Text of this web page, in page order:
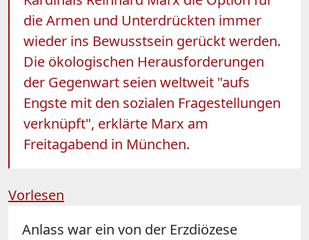
die Armen und Unterdrückten immer
wieder ins Bewusstsein gerückt werden.
Die ökologischen Herausforderungen
der Gegenwart seien weltweit "aufs
Engste mit den sozialen Fragestellungen
verknüpft", erklärte Marx am
Freitagabend in München.
Vorlesen
Anlass war ein von der Erzdiözese